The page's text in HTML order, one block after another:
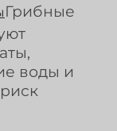
Грибные
воды и